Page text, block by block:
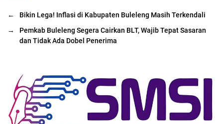
←
Bikin Lega! Inflasi di Kabupaten Buleleng Masih Terkendali
→
Pemkab Buleleng Segera Cairkan BLT, Wajib Tepat Sasaran
dan Tidak Ada Dobel Penerima